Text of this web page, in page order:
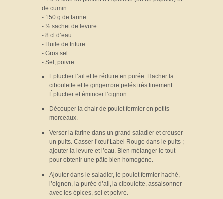
de cumin
- 150 g de farine
- ½ sachet de levure
- 8 cl d’eau
- Huile de friture
- Gros sel
- Sel, poivre
Eplucher l’ail et le réduire en purée. Hacher la
ciboulette et le gingembre pelés très finement.
Éplucher et émincer l’oignon.
Découper la chair de poulet fermier en petits
morceaux.
Verser la farine dans un grand saladier et creuser
un puits. Casser l’œuf Label Rouge dans le puits ;
ajouter la levure et l’eau. Bien mélanger le tout
pour obtenir une pâte bien homogène.
Ajouter dans le saladier, le poulet fermier haché,
l’oignon, la purée d’ail, la ciboulette, assaisonner
avec les épices, sel et poivre.